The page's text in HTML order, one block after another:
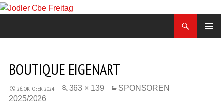
Zum
Inhalt
BOUTIQUE EIGENART
26. OKTOBER 2024 363 × 139
SPONSOREN
2025/2026